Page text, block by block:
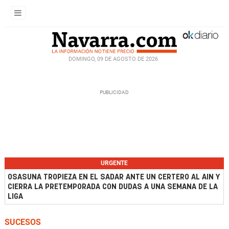
DOMINGO, 09 DE AGOSTO DE 2026
URGENTE
OSASUNA TROPIEZA EN EL SADAR ANTE UN CERTERO AL AIN Y
CIERRA LA PRETEMPORADA CON DUDAS A UNA SEMANA DE LA
LIGA
SUCESOS